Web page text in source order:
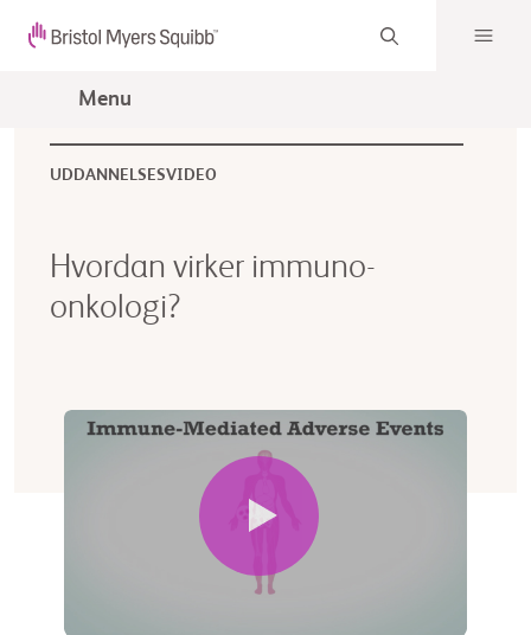
Menu
UDDANNELSESVIDEO
Hvordan virker immuno-
onkologi?